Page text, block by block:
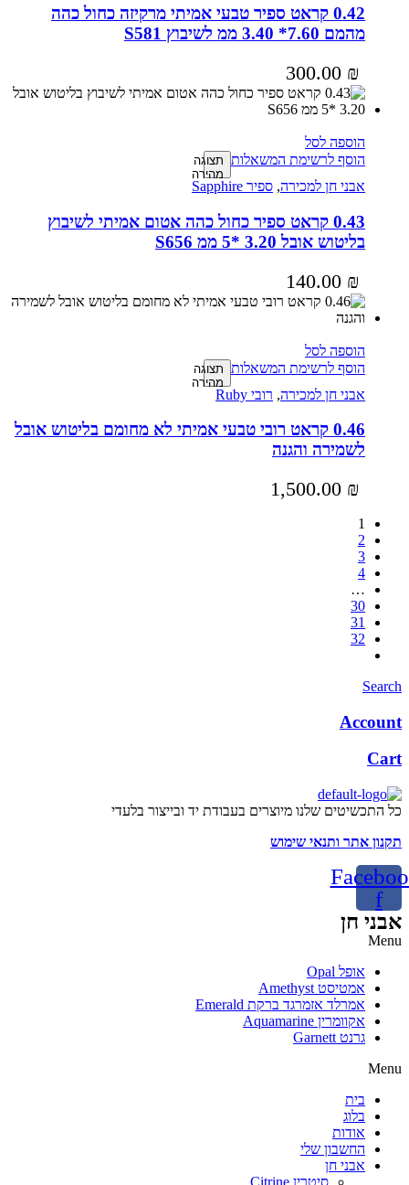
0.42 קראט ספיר טבעי אמיתי מרקיזה כחול כהה
מהמם 7.60* 3.40 ממ לשיבוץ S581
300.00 ₪
הוספה לסל
הוסף לרשימת המשאלות תצוגה
מהירה
אבני חן למכירה, ספיר Sapphire
0.43 קראט ספיר כחול כהה אטום אמיתי לשיבוץ
בליטוש אובל 3.20 *5 ממ S656
140.00 ₪
הוספה לסל
הוסף לרשימת המשאלות תצוגה
מהירה
אבני חן למכירה, רובי Ruby
0.46 קראט רובי טבעי אמיתי לא מחומם בליטוש אובל
לשמירה והגנה
1,500.00 ₪
1
2
3
4
…
30
31
32
Search
Account
Cart
כל התכשיטים שלנו מיוצרים בעבודת יד ובייצור בלעדי
תקנון אתר ותנאי שימוש
f
אבני חן
Menu
אופל Opal
אמטיסט Amethyst
אמרלד אזמרגד ברקת Emerald
אקוומרין Aquamarine
גרנט Garnett
Menu
בית
בלוג
אודות
החשבון שלי
אבני חן